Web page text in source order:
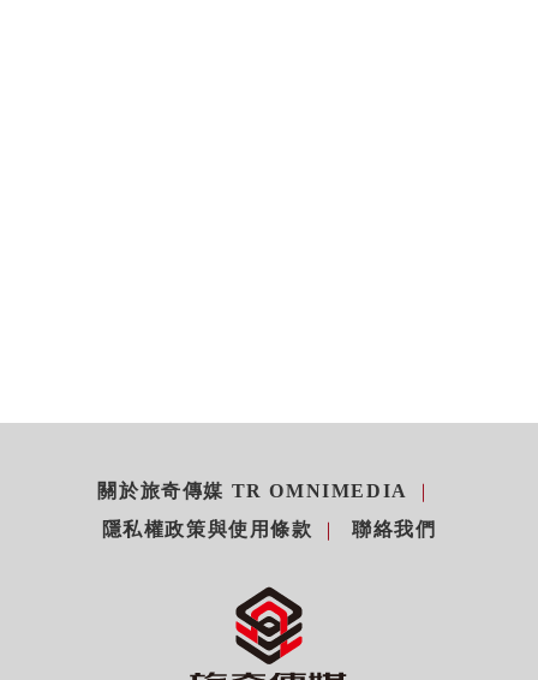
關於旅奇傳媒 TR OMNIMEDIA
隱私權政策與使用條款
聯絡我們